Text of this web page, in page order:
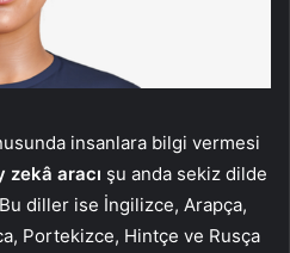
insanlara bilgi vermesi
zekâ aracı şu anda sekiz dilde
diller ise İngilizce, Arapça,
Portekizce, Hintçe ve Rusça